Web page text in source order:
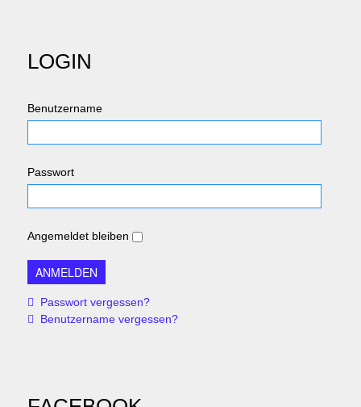
LOGIN
Benutzername
Passwort
Angemeldet bleiben
Passwort vergessen?
Benutzername vergessen?